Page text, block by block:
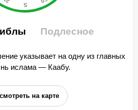
Подлесное
указывает на одну из главных
ислама — Каабу.
на карте